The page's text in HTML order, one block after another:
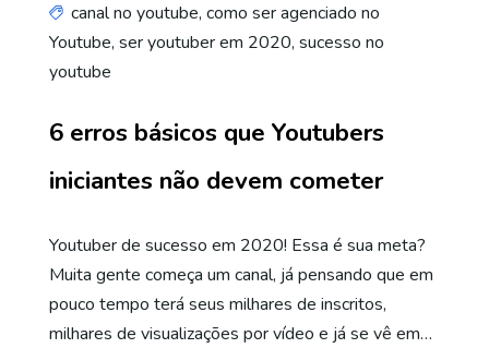
canal no youtube, como ser agenciado no
Youtube, ser youtuber em 2020, sucesso no
youtube
6 erros básicos que Youtubers
iniciantes não devem cometer
Youtuber de sucesso em 2020! Essa é sua meta?
Muita gente começa um canal, já pensando que em
pouco tempo terá seus milhares de inscritos,
milhares de visualizações por vídeo e já se vê em…